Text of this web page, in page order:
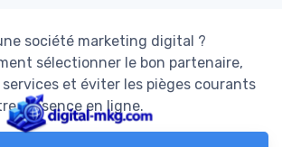
société marketing digital ?
sélectionner le bon partenaire,
et éviter les pièges courants
présence en ligne.